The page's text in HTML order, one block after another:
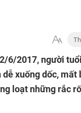
6/2017, người
xuống dốc,
loạt những rắc